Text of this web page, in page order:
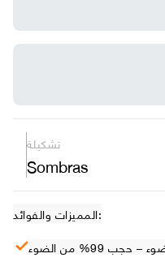
تشكيلة
Sombras
المميزات والفوائد:
99% من الضوء